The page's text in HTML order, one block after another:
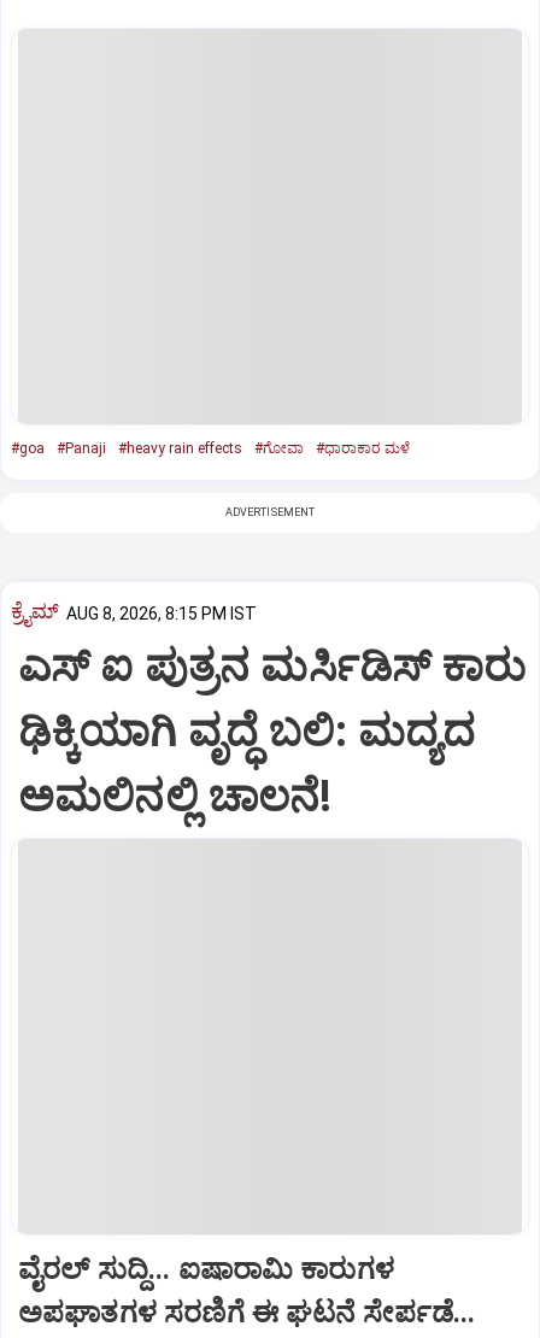
#goa #Panaji #heavy rain effects #ಗೋವಾ #ಧಾರಾಕಾರ ಮಳೆ
ADVERTISEMENT
ಕ್ರೈಮ್ AUG 8, 2026, 8:15 PM IST
ಎಸ್ ಐ ಪುತ್ರನ ಮರ್ಸಿಡಿಸ್‌ ಕಾರು
ಢಿಕ್ಕಿಯಾಗಿ ವೃದ್ಧೆ ಬಲಿ: ಮದ್ಯದ
ಅಮಲಿನಲ್ಲಿ ಚಾಲನೆ!
ವೈರಲ್ ಸುದ್ದಿ... ಐಷಾರಾಮಿ ಕಾರುಗಳ
ಅಪಘಾತಗಳ ಸರಣಿಗೆ ಈ ಘಟನೆ ಸೇರ್ಪಡೆ...